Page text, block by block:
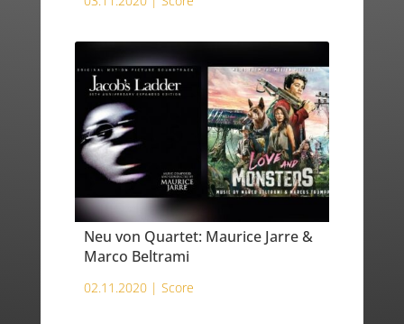
Neu von Quartet: Maurice Jarre &
Marco Beltrami
02.11.2020 | Score